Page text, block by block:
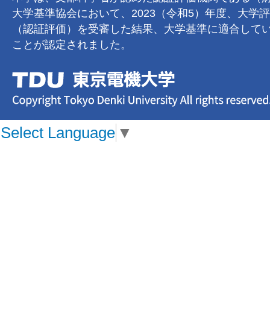
大学基準協会において、2023（令和5）年度、大学
（認証評価）を受審した結果、大学基準に適合して
ことが認定されました。
Select Language ▼